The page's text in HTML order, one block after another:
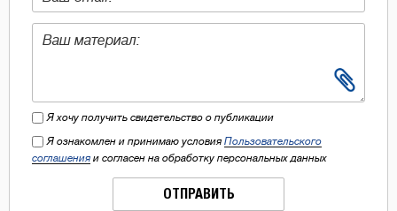
Я хочу получить свидетельство о публикации
Я ознакомлен и принимаю условия Пользовательского
соглашения и согласен на обработку персональных данных
ОТПРАВИТЬ